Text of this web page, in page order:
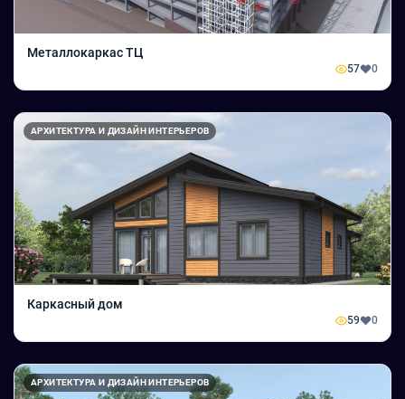
Металлокаркас ТЦ
57 0
АРХИТЕКТУРА И ДИЗАЙН ИНТЕРЬЕРОВ
Каркасный дом
59 0
АРХИТЕКТУРА И ДИЗАЙН ИНТЕРЬЕРОВ